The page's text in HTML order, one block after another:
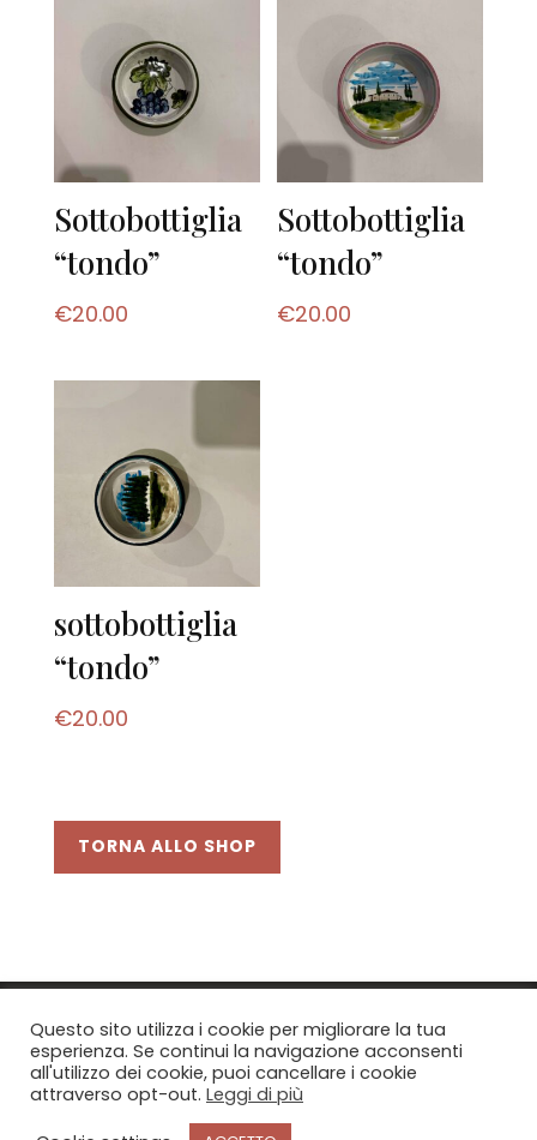
Sottobottiglia
“tondo”
€20.00
Sottobottiglia
“tondo”
€20.00
sottobottiglia
“tondo”
€20.00
TORNA ALLO SHOP
© 2021 Bottega d'artedi Andreucci Agnese \
Via Boldrini 13 - 53024 Montalcino (SI) \ C.f.
NDRGNS73B45I726Y
Questo sito utilizza i cookie per migliorare la tua
esperienza. Se continui la navigazione acconsenti
all'utilizzo dei cookie, puoi cancellare i cookie
attraverso opt-out. Leggi di più